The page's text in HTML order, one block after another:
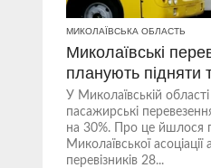
МИКОЛАЇВСЬКА ОБЛАСТЬ
Миколаївські
планують підняти
У Миколаївській
пасажирські
на 30%. Про це йшлося
Миколаївської
перевізників 28...